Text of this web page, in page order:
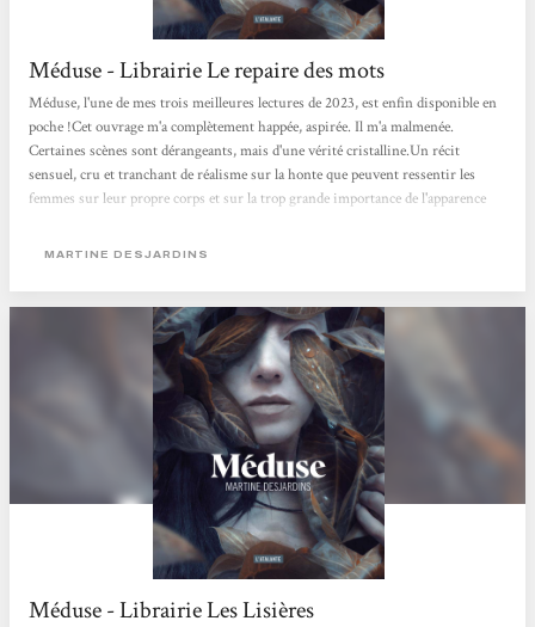
Méduse - Librairie Le repaire des mots
Méduse, l'une de mes trois meilleures lectures de 2023, est enfin disponible en
poche !Cet ouvrage m'a complètement happée, aspirée. Il m'a malmenée.
Certaines scènes sont dérangeants, mais d'une vérité cristalline.Un récit
sensuel, cru et tranchant de réalisme sur la honte que peuvent ressentir les
femmes sur leur propre corps et sur la trop grande importance de l'apparence
de cœur !
MARTINE DESJARDINS
Méduse - Librairie Les Lisières